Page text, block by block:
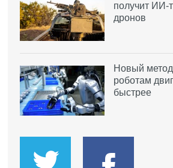
получит ИИ-
дронов
Новый
роботам
быстрее